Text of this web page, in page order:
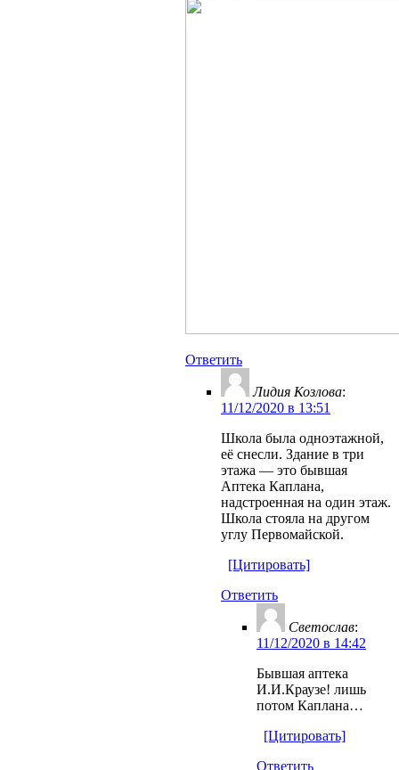
Ответить
Лидия Козлова:
11/12/2020 в 13:51
Школа была одноэтажной,
её снесли. Здание в три
этажа — это бывшая
Аптека Каплана,
надстроенная на один этаж.
Школа стояла на другом
углу Первомайской.
[Цитировать]
Ответить
Светослав:
11/12/2020 в 14:42
Бывшая аптека
И.И.Краузе! лишь
потом Каплана…
[Цитировать]
Ответить